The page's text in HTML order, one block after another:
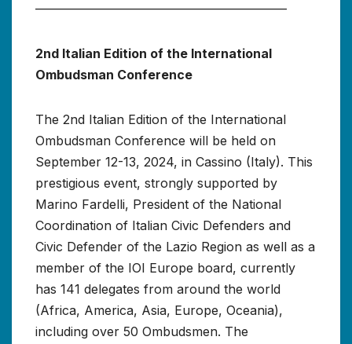
————————————————————
2nd Italian Edition of the International
Ombudsman Conference
The 2nd Italian Edition of the International
Ombudsman Conference will be held on
September 12-13, 2024, in Cassino (Italy). This
prestigious event, strongly supported by
Marino Fardelli, President of the National
Coordination of Italian Civic Defenders and
Civic Defender of the Lazio Region as well as a
member of the IOI Europe board, currently
has 141 delegates from around the world
(Africa, America, Asia, Europe, Oceania),
including over 50 Ombudsmen. The